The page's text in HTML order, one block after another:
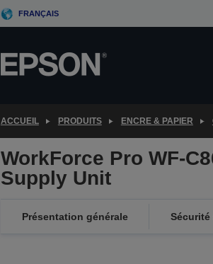
FRANÇAIS
ACCUEIL PRODUITS ENCRE & PAPIER
WorkForce Pro WF-
Supply Unit
Présentation générale